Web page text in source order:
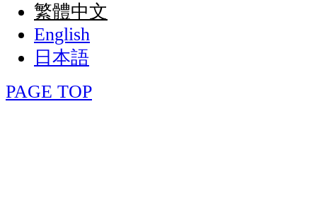
繁體中文
English
日本語
PAGE TOP